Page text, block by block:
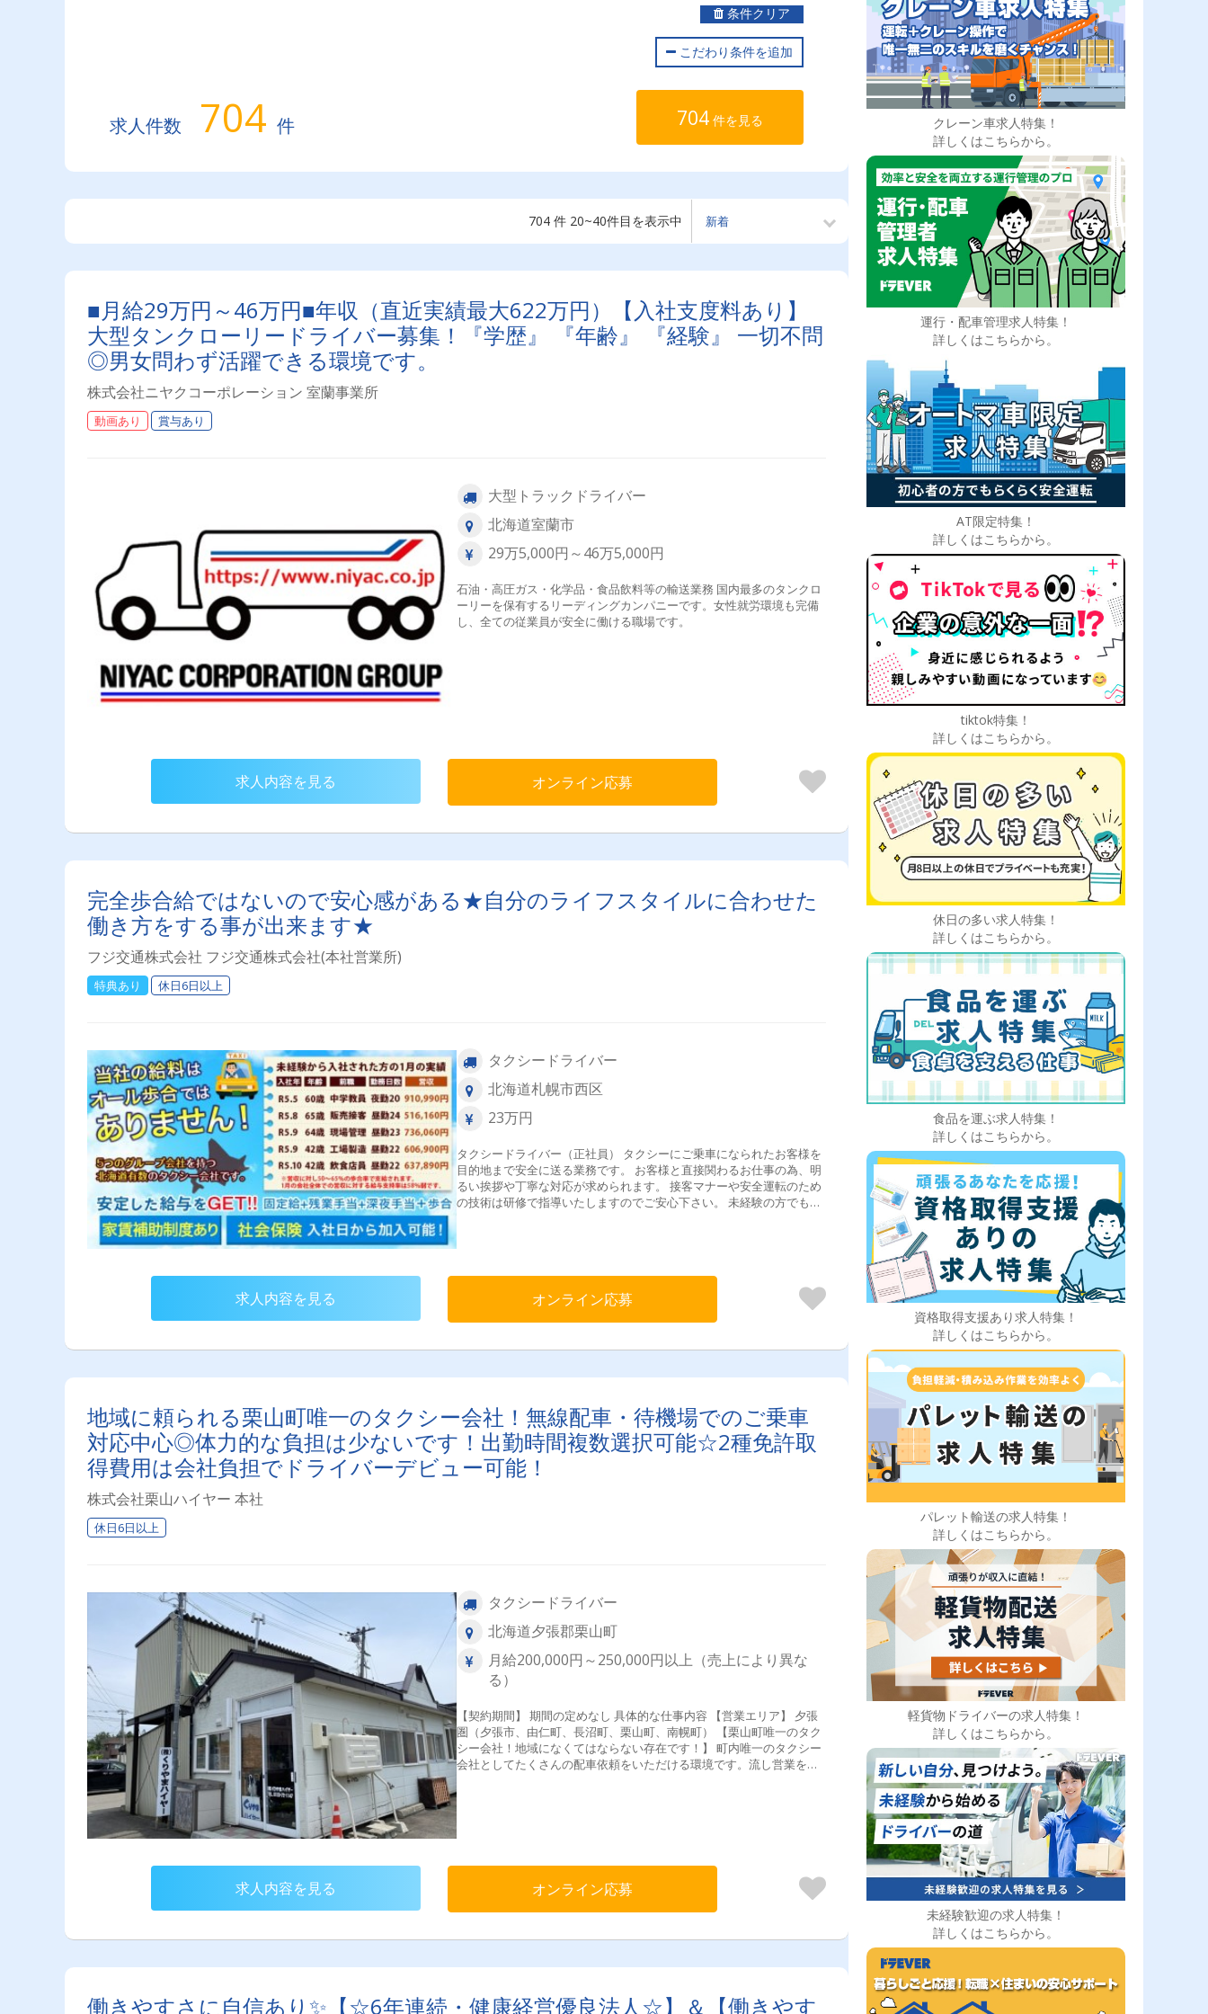
条件クリア
こだわり条件を追加
求人件数 704 件 704 件を見る
704 件 20~40件目を表示中
■月給29万円～46万円■年収（直近実績最大622万円）【入社支度料あり】
大型タンクローリードライバー募集！『学歴』 『年齢』 『経験』 一切不問
◎男女問わず活躍できる環境です。
株式会社ニヤクコーポレーション 室蘭事業所
動画あり 賞与あり
大型トラックドライバー
北海道室蘭市
29万5,000円～46万5,000円
石油・高圧ガス・化学品・食品飲料等の輸送業務 国内最多のタンクロ
ーリーを保有するリーディングカンパニーです。女性就労環境も完備
し、全ての従業員が安全に働ける職場です。
求人内容を見る オンライン応募
完全歩合給ではないので安心感がある★自分のライフスタイルに合わせた
働き方をする事が出来ます★
フジ交通株式会社 フジ交通株式会社(本社営業所)
特典あり 休日6日以上
タクシードライバー
北海道札幌市西区
23万円
タクシードライバー（正社員） タクシーにご乗車になられたお客様を
目的地まで安全に送る業務です。 お客様と直接関わるお仕事の為、明
るい挨拶や丁寧な対応が求められます。 接客マナーや安全運転のため
の技術は研修で指導いたしますのでご安心下さい。 未経験の方でも、
求人内容を見る オンライン応募
地域に頼られる栗山町唯一のタクシー会社！無線配車・待機場でのご乗車
対応中心◎体力的な負担は少ないです！出勤時間複数選択可能☆2種免許取
得費用は会社負担でドライバーデビュー可能！
株式会社栗山ハイヤー 本社
休日6日以上
タクシードライバー
北海道夕張郡栗山町
月給200,000円～250,000円以上（売上により異な
る）
【契約期間】 期間の定めなし 具体的な仕事内容 【営業エリア】 夕張
圏（夕張市、由仁町、長沼町、栗山町、南幌町） 【栗山町唯一のタク
シー会社！地域になくてはならない存在です！】 町内唯一のタクシー
会社としてたくさんの配車依頼をいただける環境です。流し営業を主
であり、自らお客様を探しに行く必要がありません。だからこそ業界
未経験の方でも安定した仕事量と安定したお給料を実現することが可
能な環境となっています。 【全車両がAT車両！】 全社AT車を用意し
年・シニアも活躍中！】 子育て世代や、業界未経験からでも活躍でき
るのがタクシードライバーのお仕事です！実際に主婦（夫）・中高
年・シニア層の仲間がたくさん在籍してご活躍していますよ！ 【ここ
イカー通勤OK！ ◆制服貸与！ ◆有給休暇取得可能！ ◆教育制度も充
求人内容を見る オンライン応募
働きやすさに自信あり✨【☆6年連続・健康経営優良法人☆】＆【働きやす
クレーン車求人特集！
詳しくはこちらから。
運行・配車管理求人特集！
詳しくはこちらから。
AT限定特集！
詳しくはこちらから。
tiktok特集！
詳しくはこちらから。
休日の多い求人特集！
詳しくはこちらから。
食品を運ぶ求人特集！
詳しくはこちらから。
資格取得支援あり求人特集！
詳しくはこちらから。
パレット輸送の求人特集！
詳しくはこちらから。
軽貨物ドライバーの求人特集！
詳しくはこちらから。
未経験歓迎の求人特集！
詳しくはこちらから。